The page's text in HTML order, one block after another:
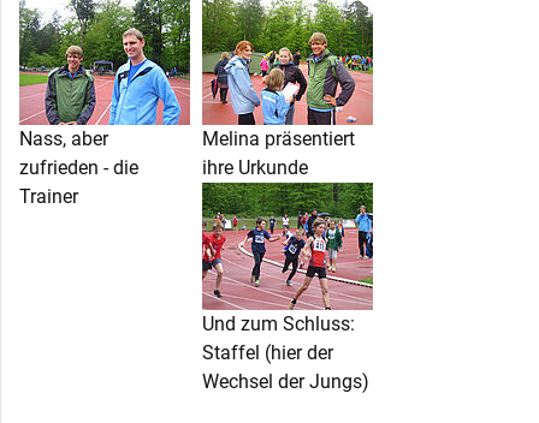
Nass, aber
zufrieden - die
Trainer
Melina präsentiert
ihre Urkunde
Und zum Schluss:
Staffel (hier der
Wechsel der Jungs)